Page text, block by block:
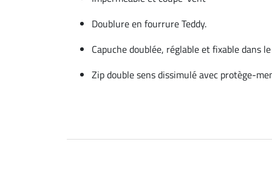
Doublure en fourrure Teddy.
Capuche doublée, réglable et fixable dans
Zip double sens dissimulé avec protège-